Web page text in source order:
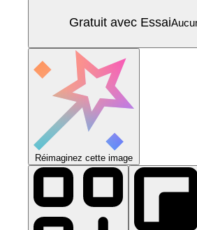
Gratuit avec Essai
Réimaginez cette image